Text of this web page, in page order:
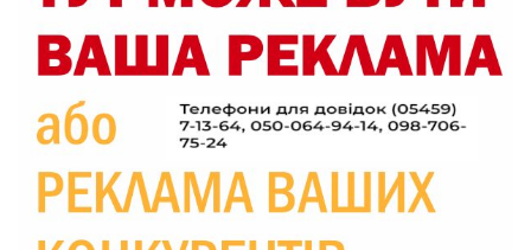
30 лип
20:06
Паливо по 100 грн та ризик дефіциту: чому в
28 лип
Житлові сертифікати, підготовка до зими та
підтримка ВПО: підсумки засідання виконкому
Краснопільської селищної ради